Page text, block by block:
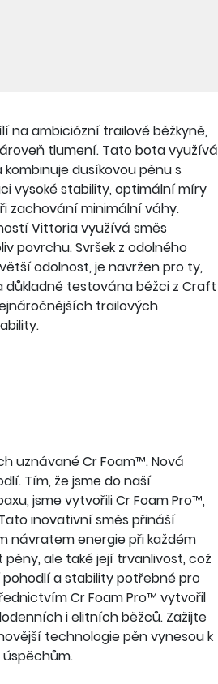
na ambiciózní trailové běžkyně,
tlumení. Tato bota využívá
dusíkovou pěnu s
vysoké stability, optimální míry
zachování minimální váhy.
Vittoria využívá směs
povrchu. Svršek z odolného
odolnost, je navržen pro ty,
důkladně testována běžci z Craft
trailových
uznávané Cr Foam™. Nová
Tím, že jsme do naší
jsme vytvořili Cr Foam Pro™,
inovativní směs přináší
návratem energie při každém
pěny, ale také její trvanlivost, což
a stability potřebné pro
Cr Foam Pro™ vytvořil
i elitních běžců. Zažijte
technologie pěn vynesou k